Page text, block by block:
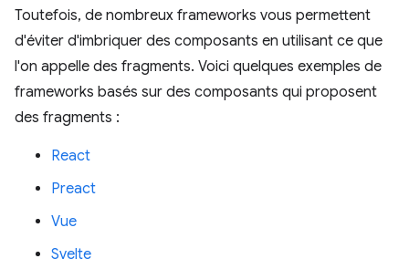
Toutefois, de nombreux frameworks vous permettent
d'éviter d'imbriquer des composants en utilisant ce que
l'on appelle des fragments. Voici quelques exemples de
frameworks basés sur des composants qui proposent
des fragments :
React
Preact
Vue
Svelte